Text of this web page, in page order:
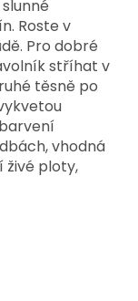
Roste v
Pro dobré
stříhat v
těsně po
vhodná
živé ploty,